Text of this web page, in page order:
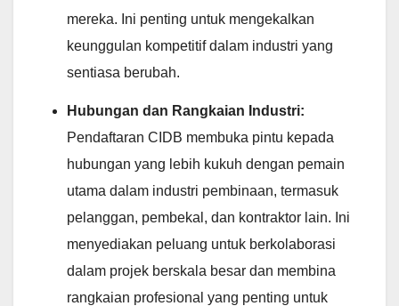
mereka. Ini penting untuk mengekalkan
keunggulan kompetitif dalam industri yang
sentiasa berubah.
Hubungan dan Rangkaian Industri:
Pendaftaran CIDB membuka pintu kepada
hubungan yang lebih kukuh dengan pemain
utama dalam industri pembinaan, termasuk
pelanggan, pembekal, dan kontraktor lain. Ini
menyediakan peluang untuk berkolaborasi
dalam projek berskala besar dan membina
rangkaian profesional yang penting untuk